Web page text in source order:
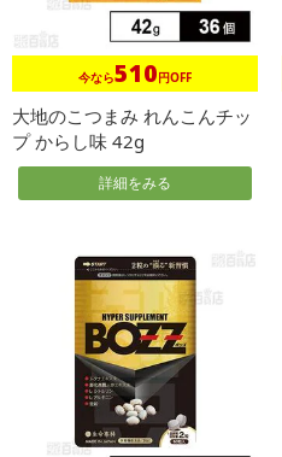
今なら510円OFF
大地のこつまみ れんこんチッ
プ からし味 42g
詳細をみる